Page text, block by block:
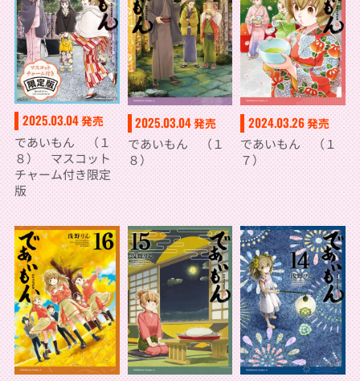
2025.03.04発売
であいもん （１
８） マスコット
チャーム付き限定
版
2025.03.04発売
であいもん （１
８）
2024.03.26発売
であいもん （１
７）